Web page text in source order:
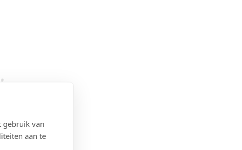
gebruik van
aan te